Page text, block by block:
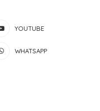
YOUTUBE
WHATSAPP